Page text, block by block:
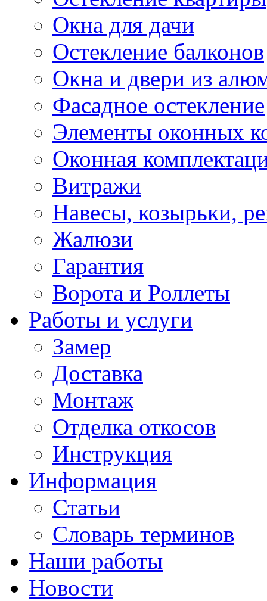
Окна для дачи
Остекление балконов
Окна и двери из
Фасадное остекление
Элементы оконных
Оконная
Витражи
Навесы, козырьки,
Жалюзи
Гарантия
Ворота и Роллеты
Работы и услуги
Замер
Доставка
Монтаж
Отделка откосов
Инструкция
Информация
Статьи
Словарь терминов
Наши работы
Новости